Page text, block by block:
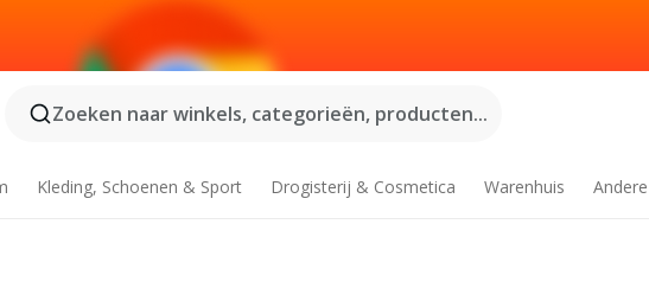
Zoeken naar winkels, categorieën, producten...
Kleding, Schoenen & Sport Drogisterij & Cosmetica Warenhuis Andere